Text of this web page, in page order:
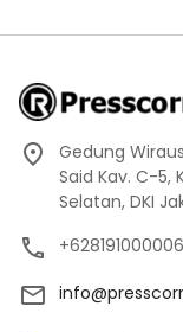
Gedung
Said Kav. C-5,
Selatan, DKI